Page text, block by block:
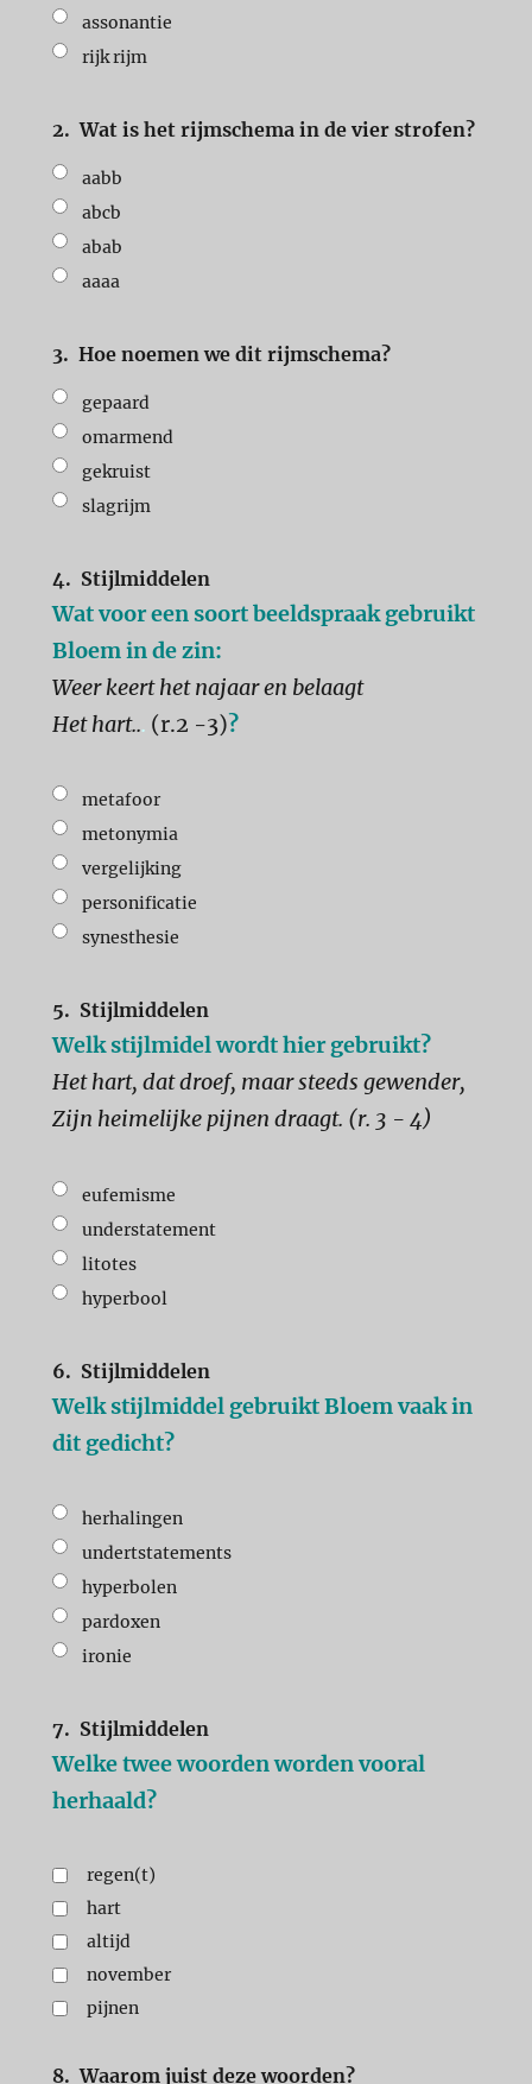
assonantie
rijk rijm
2. Wat is het rijmschema in de vier strofen?
aabb
abcb
abab
aaaa
3. Hoe noemen we dit rijmschema?
gepaard
omarmend
gekruist
slagrijm
4. Stijlmiddelen
Wat voor een soort beeldspraak gebruikt
Bloem in de zin:
Weer keert het najaar en belaagt
Het hart... (r.2 -3)?
metafoor
metonymia
vergelijking
personificatie
synesthesie
5. Stijlmiddelen
Welk stijlmidel wordt hier gebruikt?
Het hart, dat droef, maar steeds gewender,
Zijn heimelijke pijnen draagt. (r. 3 - 4)
eufemisme
understatement
litotes
hyperbool
6. Stijlmiddelen
Welk stijlmiddel gebruikt Bloem vaak in
dit gedicht?
herhalingen
undertstatements
hyperbolen
pardoxen
ironie
7. Stijlmiddelen
Welke twee woorden worden vooral
herhaald?
regen(t)
hart
altijd
november
pijnen
8. Waarom juist deze woorden?